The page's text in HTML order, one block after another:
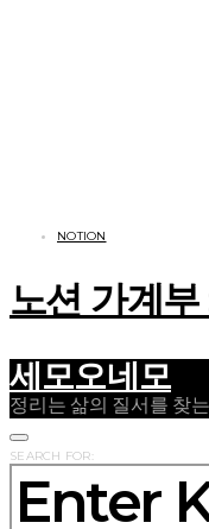
NOTION
노션 가계
세모오네모
정리는 삶의 질서를 찾
SEARCH FOR: